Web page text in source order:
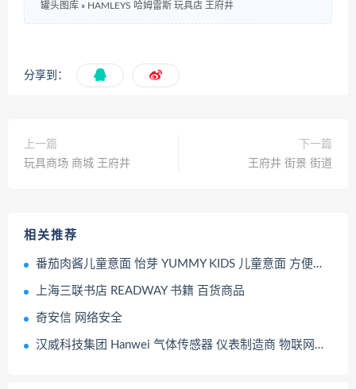
罐头图库 » HAMLEYS 哈姆雷斯 玩具店 王府井
分享到：
上一篇
玩具商场 商城 王府井
下一篇
王府井 街景 街道
相关推荐
番茄肉酱儿童意面 怡芽 YUMMY KIDS 儿童意面 方便类食品
上海三联书店 READWAY 书籍 百货商品
奇安信 网络安全
汉威科技集团 Hanwei 气体传感器 仪表制造商 物联网解决方案提供商